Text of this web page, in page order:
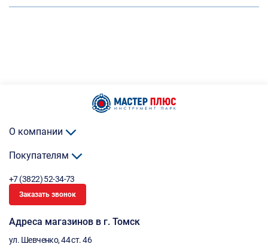
О компании
Покупателям
+7 (3822) 52-34-73
Заказать звонок
Адреса магазинов в г. Томск
ул. Шевченко, 44 ст. 46